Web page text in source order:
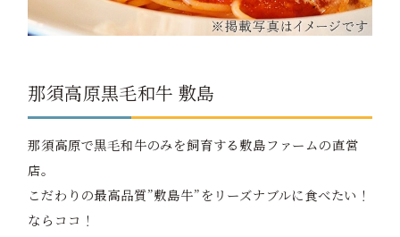
那須高原黒毛和牛 敷島
那須高原で黒毛和牛のみを飼育する敷島ファームの直営
店。
こだわりの最高品質”敷島牛”をリーズナブルに食べたい！
ならココ！